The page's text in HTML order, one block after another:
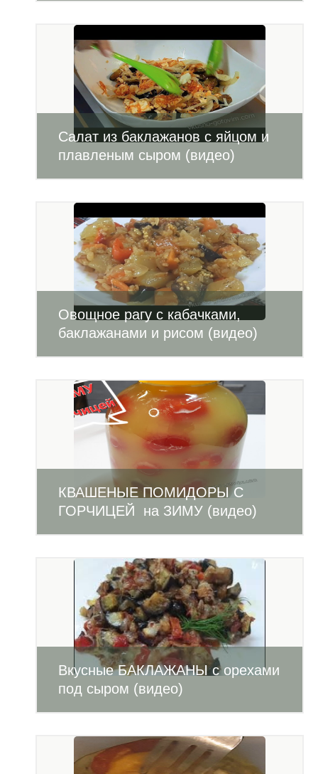
Салат из баклажанов с яйцом и
плавленым сыром (видео)
Овощное рагу с кабачками,
баклажанами и рисом (видео)
КВАШЕНЫЕ ПОМИДОРЫ С
ГОРЧИЦЕЙ на ЗИМУ (видео)
Вкусные БАКЛАЖАНЫ с орехами
под сыром (видео)